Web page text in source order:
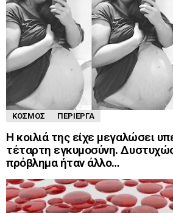
ΚΌΣΜΟΣ ΠΕΡΊΕΡΓΑ
Η κοιλιά της είχε μεγαλώσει
τέταρτη εγκυμοσύνη.
πρόβλημα ήταν άλλο…